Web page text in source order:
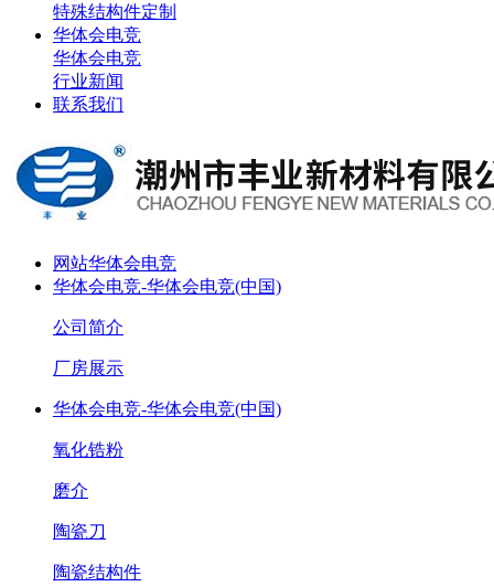
特殊结构件定制
华体会电竞
华体会电竞
行业新闻
联系我们
网站华体会电竞
华体会电竞-华体会电竞(中国)
公司简介
厂房展示
华体会电竞-华体会电竞(中国)
氧化锆粉
磨介
陶瓷刀
陶瓷结构件